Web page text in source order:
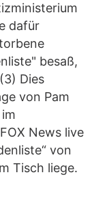
dafür
besaß,
Dies
von Pam
News live
von
Tisch liege.